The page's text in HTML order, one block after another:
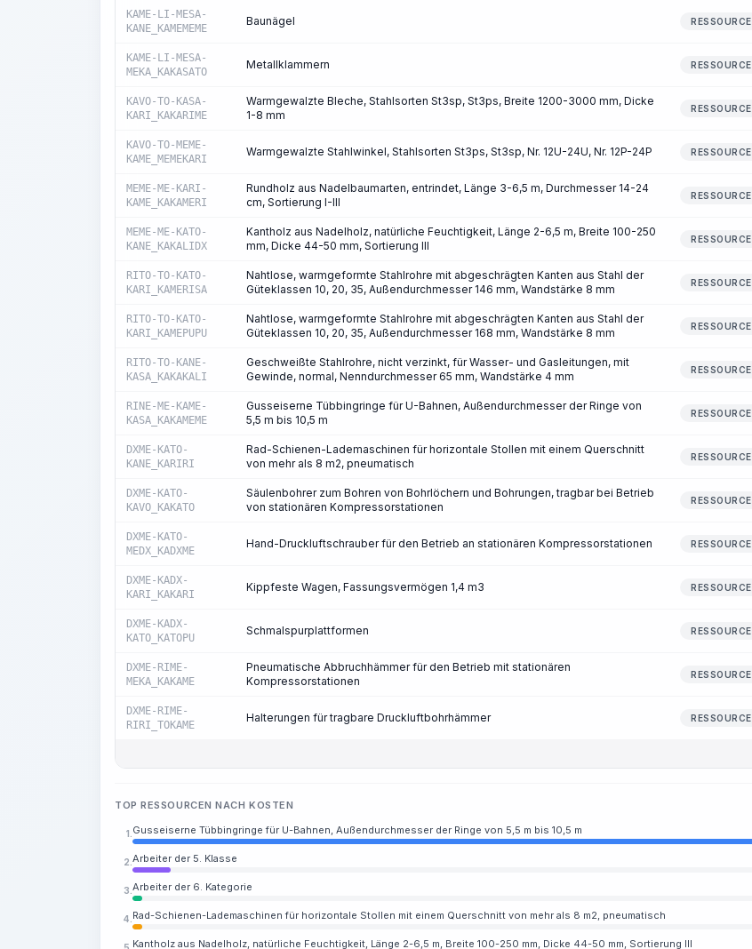
KAME-LI-MESA-
KANE_KAMEMEME
Baunägel RESSOURCE
KAME-LI-MESA-
MEKA_KAKASATO
Metallklammern RESSOURCE
KAVO-TO-KASA-
KARI_KAKARIME
Warmgewalzte Bleche, Stahlsorten St3sp, St3ps, Breite 1200-3000 mm, Dicke
1-8 mm
RESSOURCE
KAVO-TO-MEME-
KAME_MEMEKARI
Warmgewalzte Stahlwinkel, Stahlsorten St3ps, St3sp, Nr. 12U-24U, Nr. 12P-24P RESSOURCE
MEME-ME-KARI-
KAME_KAKAMERI
Rundholz aus Nadelbaumarten, entrindet, Länge 3-6,5 m, Durchmesser 14-24
cm, Sortierung I-III
RESSOURCE
MEME-ME-KATO-
KANE_KAKALIDX
Kantholz aus Nadelholz, natürliche Feuchtigkeit, Länge 2-6,5 m, Breite 100-250
mm, Dicke 44-50 mm, Sortierung III
RESSOURCE
RITO-TO-KATO-
KARI_KAMERISA
Nahtlose, warmgeformte Stahlrohre mit abgeschrägten Kanten aus Stahl der
Güteklassen 10, 20, 35, Außendurchmesser 146 mm, Wandstärke 8 mm
RESSOURCE
RITO-TO-KATO-
KARI_KAMEPUPU
Nahtlose, warmgeformte Stahlrohre mit abgeschrägten Kanten aus Stahl der
Güteklassen 10, 20, 35, Außendurchmesser 168 mm, Wandstärke 8 mm
RESSOURCE
RITO-TO-KANE-
KASA_KAKAKALI
Geschweißte Stahlrohre, nicht verzinkt, für Wasser- und Gasleitungen, mit
Gewinde, normal, Nenndurchmesser 65 mm, Wandstärke 4 mm
RESSOURCE
RINE-ME-KAME-
KASA_KAKAMEME
Gusseiserne Tübbingringe für U-Bahnen, Außendurchmesser der Ringe von
5,5 m bis 10,5 m
RESSOURCE
DXME-KATO-
KANE_KARIRI
Rad-Schienen-Lademaschinen für horizontale Stollen mit einem Querschnitt
von mehr als 8 m2, pneumatisch
RESSOURCE
DXME-KATO-
KAVO_KAKATO
Säulenbohrer zum Bohren von Bohrlöchern und Bohrungen, tragbar bei Betrieb
von stationären Kompressorstationen
RESSOURCE
DXME-KATO-
MEDX_KADXME
Hand-Druckluftschrauber für den Betrieb an stationären Kompressorstationen RESSOURCE
DXME-KADX-
KARI_KAKARI
Kippfeste Wagen, Fassungsvermögen 1,4 m3 RESSOURCE
DXME-KADX-
KATO_KATOPU
Schmalspurplattformen RESSOURCE
DXME-RIME-
MEKA_KAKAME
Pneumatische Abbruchhämmer für den Betrieb mit stationären
Kompressorstationen
RESSOURCE
DXME-RIME-
RIRI_TOKAME
Halterungen für tragbare Druckluftbohrhämmer RESSOURCE
TOP RESSOURCEN NACH KOSTEN
1. Gusseiserne Tübbingringe für U-Bahnen, Außendurchmesser der Ringe von 5,5 m bis 10,5 m
2. Arbeiter der 5. Klasse
3. Arbeiter der 6. Kategorie
4. Rad-Schienen-Lademaschinen für horizontale Stollen mit einem Querschnitt von mehr als 8 m2, pneumatisch
5. Kantholz aus Nadelholz, natürliche Feuchtigkeit, Länge 2-6,5 m, Breite 100-250 mm, Dicke 44-50 mm, Sortierung III